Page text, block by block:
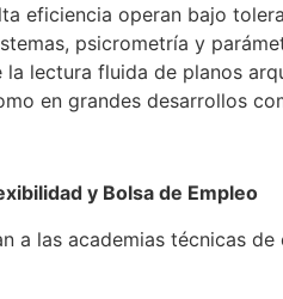
eficiencia operan bajo
psicrometría y
lectura fluida de planos
en grandes desarrollos
y Bolsa de Empleo
a las academias técnicas